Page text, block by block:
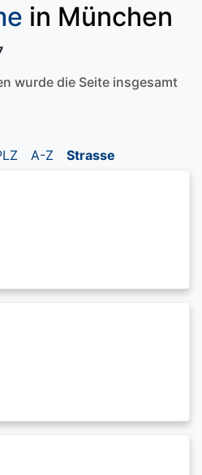
in München
wurde die Seite insgesamt
A-Z Strasse